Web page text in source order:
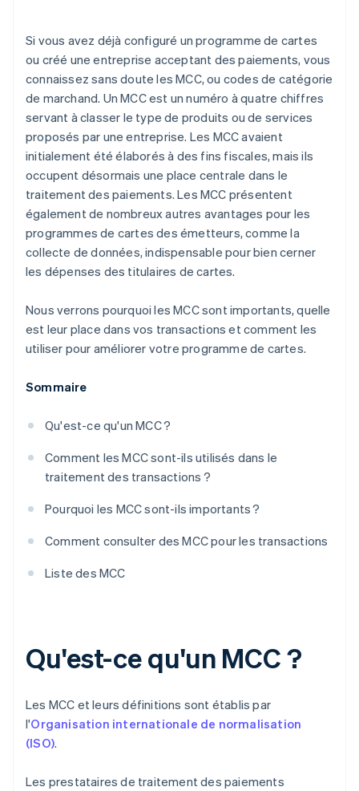
Si vous avez déjà configuré un programme de cartes
ou créé une entreprise acceptant des paiements, vous
connaissez sans doute les MCC, ou codes de catégorie
de marchand. Un MCC est un numéro à quatre chiffres
servant à classer le type de produits ou de services
proposés par une entreprise. Les MCC avaient
initialement été élaborés à des fins fiscales, mais ils
occupent désormais une place centrale dans le
traitement des paiements. Les MCC présentent
également de nombreux autres avantages pour les
programmes de cartes des émetteurs, comme la
collecte de données, indispensable pour bien cerner
les dépenses des titulaires de cartes.
Nous verrons pourquoi les MCC sont importants, quelle
est leur place dans vos transactions et comment les
utiliser pour améliorer votre programme de cartes.
Sommaire
Qu'est-ce qu'un MCC ?
Comment les MCC sont-ils utilisés dans le
traitement des transactions ?
Pourquoi les MCC sont-ils importants ?
Comment consulter des MCC pour les transactions
Liste des MCC
Qu'est-ce qu'un MCC ?
Les MCC et leurs définitions sont établis par
l'Organisation internationale de normalisation
(ISO).
Les prestataires de traitement des paiements